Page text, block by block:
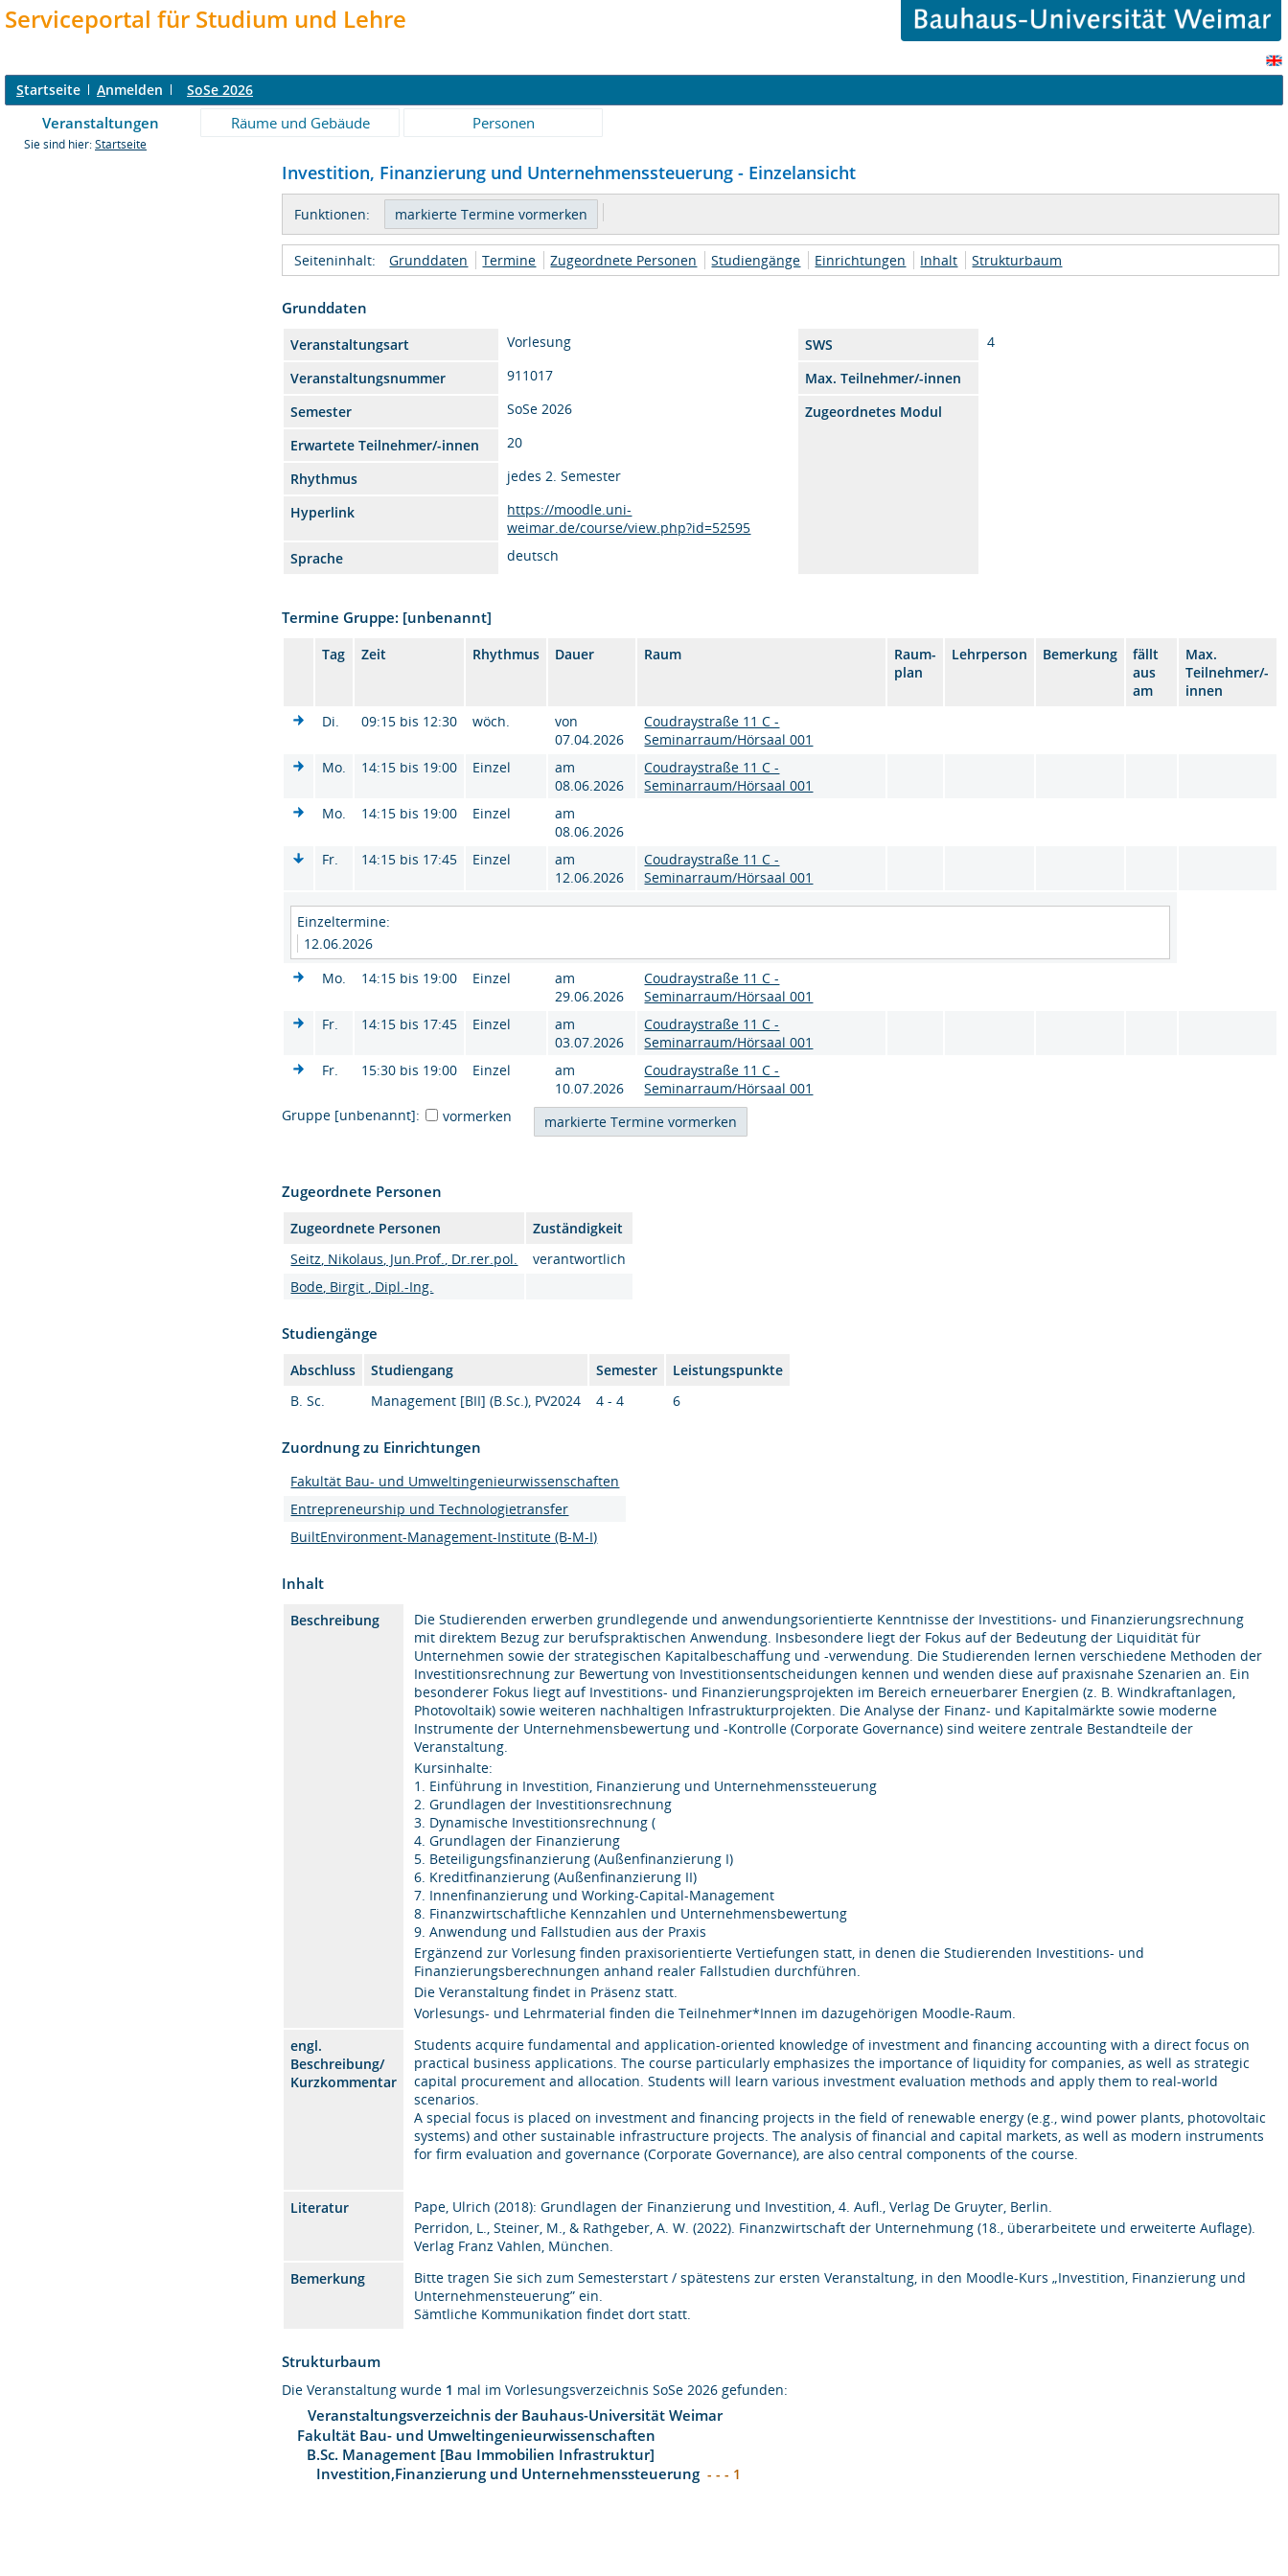
Serviceportal für Studium und Lehre
Startseite Anmelden SoSe 2026
Veranstaltungen Räume und Gebäude Personen
Sie sind hier: Startseite
Investition, Finanzierung und Unternehmenssteuerung - Einzelansicht
Funktionen:
Seiteninhalt: Grunddaten Termine Zugeordnete Personen Studiengänge Einrichtungen Inhalt Strukturbaum
Grunddaten
Veranstaltungsart Vorlesung SWS
4
Veranstaltungsnummer
911017
Max. Teilnehmer/-innen
Semester
SoSe 2026
Zugeordnetes Modul
Erwartete Teilnehmer/-innen
20
Rhythmus
jedes 2. Semester
Hyperlink
https://moodle.uni-
weimar.de/course/view.php?id=52595
Sprache
deutsch
Termine Gruppe: [unbenannt]
Tag Zeit Rhythmus Dauer Raum
Raum-
plan
Lehrperson Bemerkung
fällt
aus
am
Max.
Teilnehmer/-
innen
Di.
09:15 bis 12:30 wöch.
von
07.04.2026
Coudraystraße 11 C -
Seminarraum/Hörsaal 001
Mo.
14:15 bis 19:00 Einzel
am
08.06.2026
Coudraystraße 11 C -
Seminarraum/Hörsaal 001
Mo.
14:15 bis 19:00 Einzel
am
08.06.2026
Fr.
14:15 bis 17:45 Einzel
am
12.06.2026
Coudraystraße 11 C -
Seminarraum/Hörsaal 001
Einzeltermine:
12.06.2026
Mo.
14:15 bis 19:00 Einzel
am
29.06.2026
Coudraystraße 11 C -
Seminarraum/Hörsaal 001
Fr.
14:15 bis 17:45 Einzel
am
03.07.2026
Coudraystraße 11 C -
Seminarraum/Hörsaal 001
Fr.
15:30 bis 19:00 Einzel
am
10.07.2026
Coudraystraße 11 C -
Seminarraum/Hörsaal 001
Gruppe [unbenannt]:
vormerken
Zugeordnete Personen
Zugeordnete Personen
Zuständigkeit
Seitz, Nikolaus, Jun.Prof., Dr.rer.pol.
verantwortlich
Bode, Birgit , Dipl.-Ing.
Studiengänge
Abschluss Studiengang Semester
Leistungspunkte
B. Sc.
Management [BII] (B.Sc.), PV2024 4 - 4 6
Zuordnung zu Einrichtungen
Fakultät Bau- und Umweltingenieurwissenschaften
Entrepreneurship und Technologietransfer
BuiltEnvironment-Management-Institute (B-M-I)
Inhalt
Beschreibung
Die Studierenden erwerben grundlegende und anwendungsorientierte Kenntnisse der Investitions- und Finanzierungsrechnung
mit direktem Bezug zur berufspraktischen Anwendung. Insbesondere liegt der Fokus auf der Bedeutung der Liquidität für
Unternehmen sowie der strategischen Kapitalbeschaffung und -verwendung. Die Studierenden lernen verschiedene Methoden der
Investitionsrechnung zur Bewertung von Investitionsentscheidungen kennen und wenden diese auf praxisnahe Szenarien an. Ein
besonderer Fokus liegt auf Investitions- und Finanzierungsprojekten im Bereich erneuerbarer Energien (z. B. Windkraftanlagen,
Photovoltaik) sowie weiteren nachhaltigen Infrastrukturprojekten. Die Analyse der Finanz- und Kapitalmärkte sowie moderne
Instrumente der Unternehmensbewertung und -Kontrolle (Corporate Governance) sind weitere zentrale Bestandteile der
Veranstaltung.
Kursinhalte:
1. Einführung in Investition, Finanzierung und Unternehmenssteuerung
2. Grundlagen der Investitionsrechnung
3. Dynamische Investitionsrechnung (
4. Grundlagen der Finanzierung
5. Beteiligungsfinanzierung (Außenfinanzierung I)
6. Kreditfinanzierung (Außenfinanzierung II)
7. Innenfinanzierung und Working-Capital-Management
8. Finanzwirtschaftliche Kennzahlen und Unternehmensbewertung
9. Anwendung und Fallstudien aus der Praxis
Ergänzend zur Vorlesung finden praxisorientierte Vertiefungen statt, in denen die Studierenden Investitions- und
Finanzierungsberechnungen anhand realer Fallstudien durchführen.
Die Veranstaltung findet in Präsenz statt.
Vorlesungs- und Lehrmaterial finden die Teilnehmer*Innen im dazugehörigen Moodle-Raum.
engl.
Beschreibung/
Kurzkommentar
Students acquire fundamental and application-oriented knowledge of investment and financing accounting with a direct focus on
practical business applications. The course particularly emphasizes the importance of liquidity for companies, as well as strategic
capital procurement and allocation. Students will learn various investment evaluation methods and apply them to real-world
scenarios.
A special focus is placed on investment and financing projects in the field of renewable energy (e.g., wind power plants, photovoltaic
systems) and other sustainable infrastructure projects. The analysis of financial and capital markets, as well as modern instruments
for firm evaluation and governance (Corporate Governance), are also central components of the course.
Literatur
Pape, Ulrich (2018): Grundlagen der Finanzierung und Investition, 4. Aufl., Verlag De Gruyter, Berlin.
Perridon, L., Steiner, M., & Rathgeber, A. W. (2022). Finanzwirtschaft der Unternehmung (18., überarbeitete und erweiterte Auflage).
Verlag Franz Vahlen, München.
Bemerkung
Bitte tragen Sie sich zum Semesterstart / spätestens zur ersten Veranstaltung, in den Moodle-Kurs „Investition, Finanzierung und
Unternehmensteuerung” ein.
Sämtliche Kommunikation findet dort statt.
Strukturbaum
Die Veranstaltung wurde 1 mal im Vorlesungsverzeichnis SoSe 2026 gefunden:
Veranstaltungsverzeichnis der Bauhaus-Universität Weimar
Fakultät Bau- und Umweltingenieurwissenschaften
B.Sc. Management [Bau Immobilien Infrastruktur]
Investition,Finanzierung und Unternehmenssteuerung - - - 1